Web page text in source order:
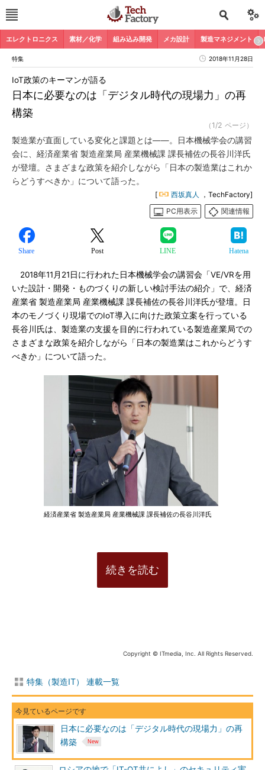
エレクトロニクス 素材／化学 組み込み開発 メカ設計 製造マネジメント
特集 2018年11月28日
日本に必要なのは「デジタル時代の現場力」の再
構築
IoT政策のキーマンが語る
（1/2 ページ）
製造業が直面している変化と課題とは――。日本機械学会の講習
会に、経済産業省 製造産業局 産業機械課 課長補佐の長谷川洋氏
が登壇。さまざまな政策を紹介しながら「日本の製造業はこれか
らどうすべきか」について語った。
[ 西坂真人
，TechFactory]
PC用表示
関連情報
Share Post LINE Hatena
2018年11月21日に行われた日本機械学会の講習会「VE/VRを用
いた設計・開発・ものづくりの新しい検討手法の紹介」で、経済
産業省 製造産業局 産業機械課 課長補佐の長谷川洋氏が登壇。日
本のモノづくり現場でのIoT導入に向けた政策立案を行っている
長谷川氏は、製造業の支援を目的に行われている製造産業局での
さまざまな政策を紹介しながら「日本の製造業はこれからどうす
べきか」について語った。
経済産業省 製造産業局 産業機械課 課長補佐の長谷川洋氏
続きを読む
Copyright © ITmedia, Inc. All Rights Reserved.
特集（製造IT） 連載一覧
日本に必要なのは「デジタル時代の現場力」の再
構築